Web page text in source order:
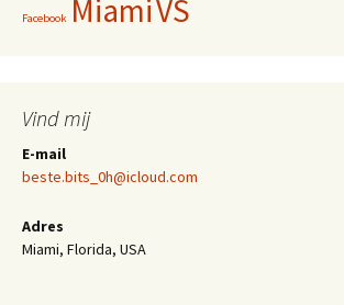
Facebook MiamiVS
Vind mij
E-mail
beste.bits_0h@icloud.com
Adres
Miami, Florida, USA